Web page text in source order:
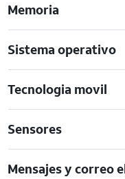
Memoria
Sistema operativo
Tecnologia movil
Sensores
Mensajes y correo